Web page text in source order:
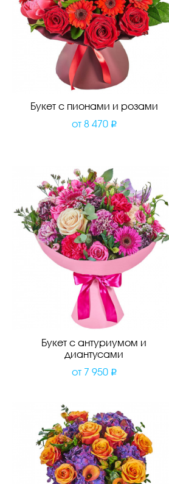
Букет с пионами и розами
от 8 470
Букет с антуриумом и
диантусами
от 7 950